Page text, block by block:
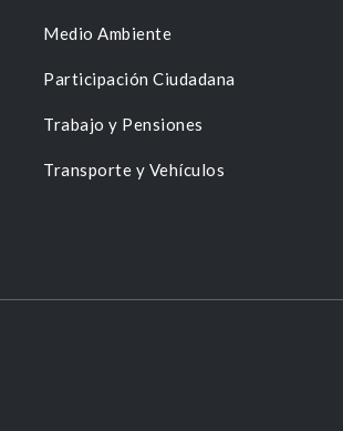
Medio Ambiente
Participación Ciudadana
Trabajo y Pensiones
Transporte y Vehículos